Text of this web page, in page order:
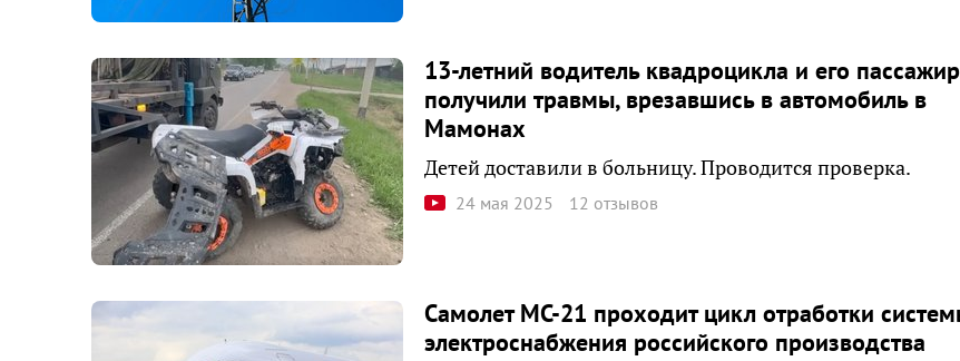
13-летний водитель квадроцикла и его пассажир
получили травмы, врезавшись в автомобиль в
Мамонах
Детей доставили в больницу. Проводится проверка.
24 мая 2025 12 отзывов
Самолет МС-21 проходит цикл отработки
электроснабжения российского производства